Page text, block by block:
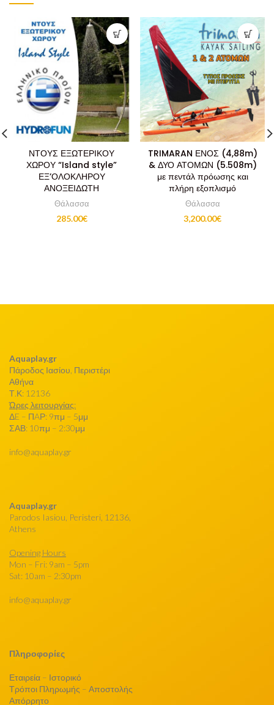
ΝΤΟΥΣ ΕΞΩΤΕΡΙΚΟΥ
ΧΩΡΟΥ “Island style”
ΕΞ’ΟΛΟΚΛΗΡΟΥ
ΑΝΟΞΕΙΔΩΤΗ
Θάλασσα
285.00€
TRIMARAN ΕΝΟΣ (4,88m)
& ΔΥΟ ΑΤΟΜΩΝ (5.508m)
με πεντάλ πρόωσης και
πλήρη εξοπλισμό
Θάλασσα
3,200.00€
Aquaplay.gr
Πάροδος Ιασίου, Περιστέρι
Αθήνα
Τ.Κ: 12136
Ώρες λειτουργίας:
ΔE – ΠAΡ: 9πμ – 5μμ
ΣΑΒ: 10πμ – 2:30μμ
info@aquaplay.gr
Aquaplay.gr
Parodos Iasiou, Peristeri, 12136,
Athens
Opening Hours
Mon – Fri: 9am – 5pm
Sat: 10am – 2:30pm
info@aquaplay.gr
Πληροφορίες
Εταιρεία – Ιστορικό
Τρόποι Πληρωμής – Αποστολής
Απόρρητο